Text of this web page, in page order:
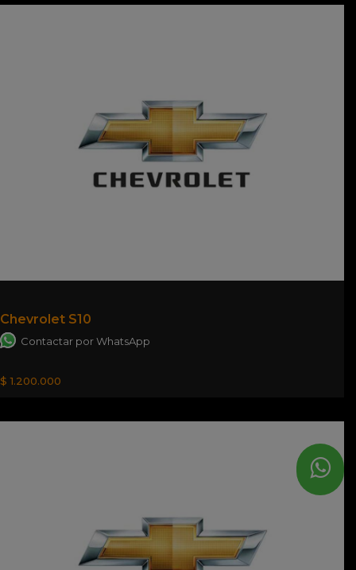
Chevrolet S10
Contactar por WhatsApp
$ 1.200.000